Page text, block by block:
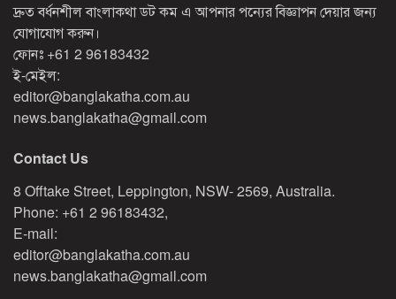
দ্রুত বর্ধনশীল বাংলাকথা ডট কম এ আপনার পন্যের বিজ্ঞাপন দেয়ার জন্য
যোগাযোগ করুন।
ফোনঃ +61 2 96183432
ই-মেইল:
editor@banglakatha.com.au
news.banglakatha@gmail.com
Contact Us
8 Offtake Street, Leppington, NSW- 2569, Australia.
Phone: +61 2 96183432,
E-mail:
editor@banglakatha.com.au
news.banglakatha@gmail.com